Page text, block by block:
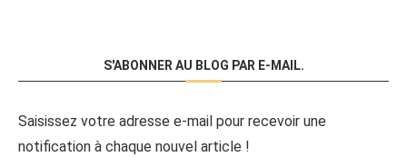
S'ABONNER AU BLOG PAR E-MAIL.
Saisissez votre adresse e-mail pour recevoir une
notification à chaque nouvel article !